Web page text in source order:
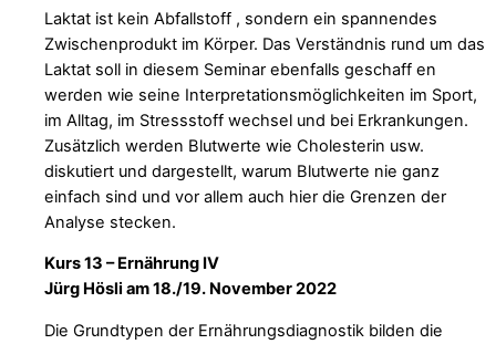
Laktat ist kein Abfallstoff , sondern ein spannendes
Zwischenprodukt im Körper. Das Verständnis rund um das
Laktat soll in diesem Seminar ebenfalls geschaff en
werden wie seine Interpretationsmöglichkeiten im Sport,
im Alltag, im Stressstoff wechsel und bei Erkrankungen.
Zusätzlich werden Blutwerte wie Cholesterin usw.
diskutiert und dargestellt, warum Blutwerte nie ganz
einfach sind und vor allem auch hier die Grenzen der
Analyse stecken.
Kurs 13 – Ernährung IV
Jürg Hösli am 18./19. November 2022
Die Grundtypen der Ernährungsdiagnostik bilden die